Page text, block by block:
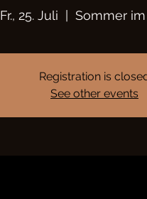
Fr., 25. Juli Sommer
Registration is
See other events